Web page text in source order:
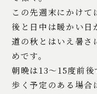
この先週末にかけ
後と日中は暖かい日
道の秋とはいえ暑さ
めです。
朝晩は13〜15度前
歩く予定のある場合